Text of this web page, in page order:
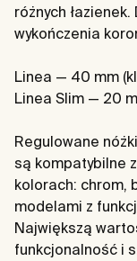
różnych
wykończenia
Linea — 40 mm
Linea Slim — 20
Regulowane
są kompatybilne
kolorach: chrom,
modelami z
Największą
funkcjonalność i